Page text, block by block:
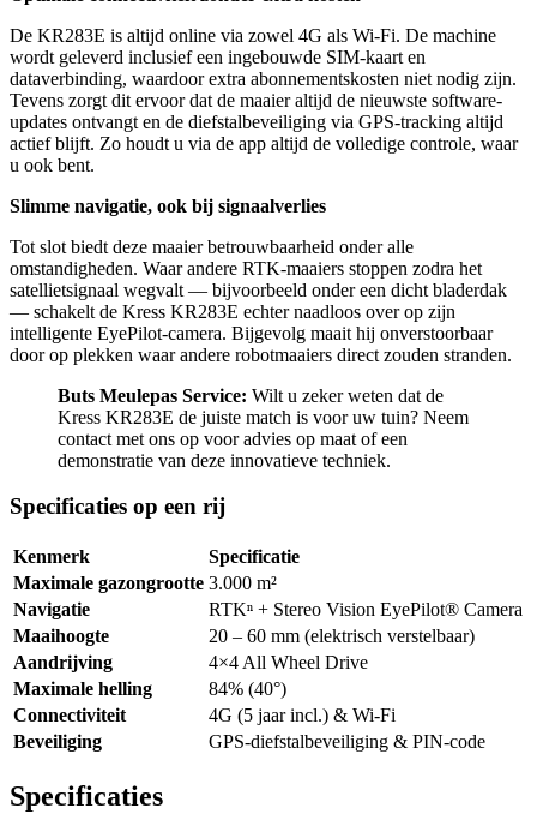
De KR283E is altijd online via zowel 4G als Wi-Fi. De machine
wordt geleverd inclusief een ingebouwde SIM-kaart en
dataverbinding, waardoor extra abonnementskosten niet nodig zijn.
Tevens zorgt dit ervoor dat de maaier altijd de nieuwste software-
updates ontvangt en de diefstalbeveiliging via GPS-tracking altijd
actief blijft. Zo houdt u via de app altijd de volledige controle, waar
u ook bent.
Slimme navigatie, ook bij signaalverlies
Tot slot biedt deze maaier betrouwbaarheid onder alle
omstandigheden. Waar andere RTK-maaiers stoppen zodra het
satellietsignaal wegvalt — bijvoorbeeld onder een dicht bladerdak
— schakelt de Kress KR283E echter naadloos over op zijn
intelligente EyePilot-camera. Bijgevolg maait hij onverstoorbaar
door op plekken waar andere robotmaaiers direct zouden stranden.
Buts Meulepas Service: Wilt u zeker weten dat de
Kress KR283E de juiste match is voor uw tuin? Neem
contact met ons op voor advies op maat of een
demonstratie van deze innovatieve techniek.
Specificaties op een rij
Kenmerk
Specificatie
Maximale gazongrootte 3.000 m²
Navigatie
RTKⁿ + Stereo Vision EyePilot® Camera
Maaihoogte
20 – 60 mm (elektrisch verstelbaar)
Aandrijving
4×4 All Wheel Drive
Maximale helling
84% (40°)
Connectiviteit
4G (5 jaar incl.) & Wi-Fi
Beveiliging
GPS-diefstalbeveiliging & PIN-code
Specificaties